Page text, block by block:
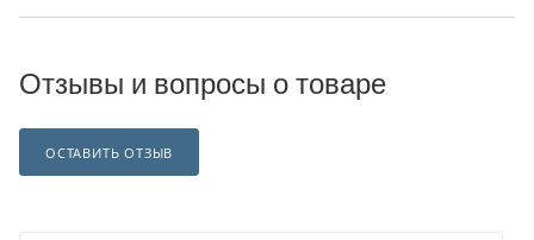
Отзывы и вопросы о товаре
ОСТАВИТЬ ОТЗЫВ